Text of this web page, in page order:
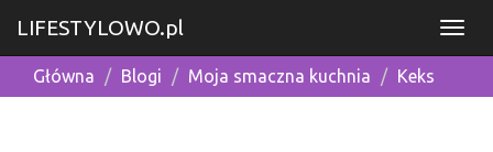
LIFESTYLOWO.pl
Główna Blogi Moja smaczna kuchnia Keks